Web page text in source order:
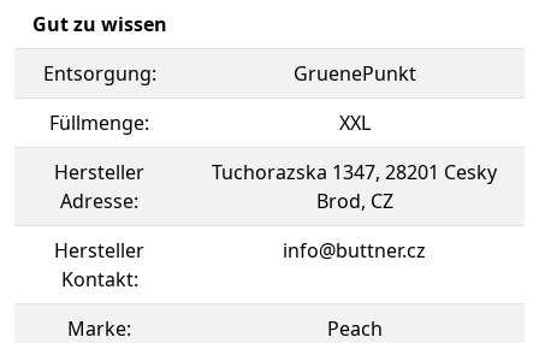
Gut zu wissen
Entsorgung:
GruenePunkt
Füllmenge:
XXL
Hersteller
Adresse:
Tuchorazska 1347, 28201 Cesky
Brod, CZ
Hersteller
Kontakt:
info@buttner.cz
Marke:
Peach